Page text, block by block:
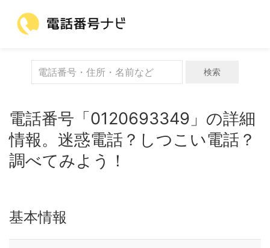
検索
電話番号「0120693349」の詳細
情報。迷惑電話？しつこい電話？
調べてみよう！
基本情報